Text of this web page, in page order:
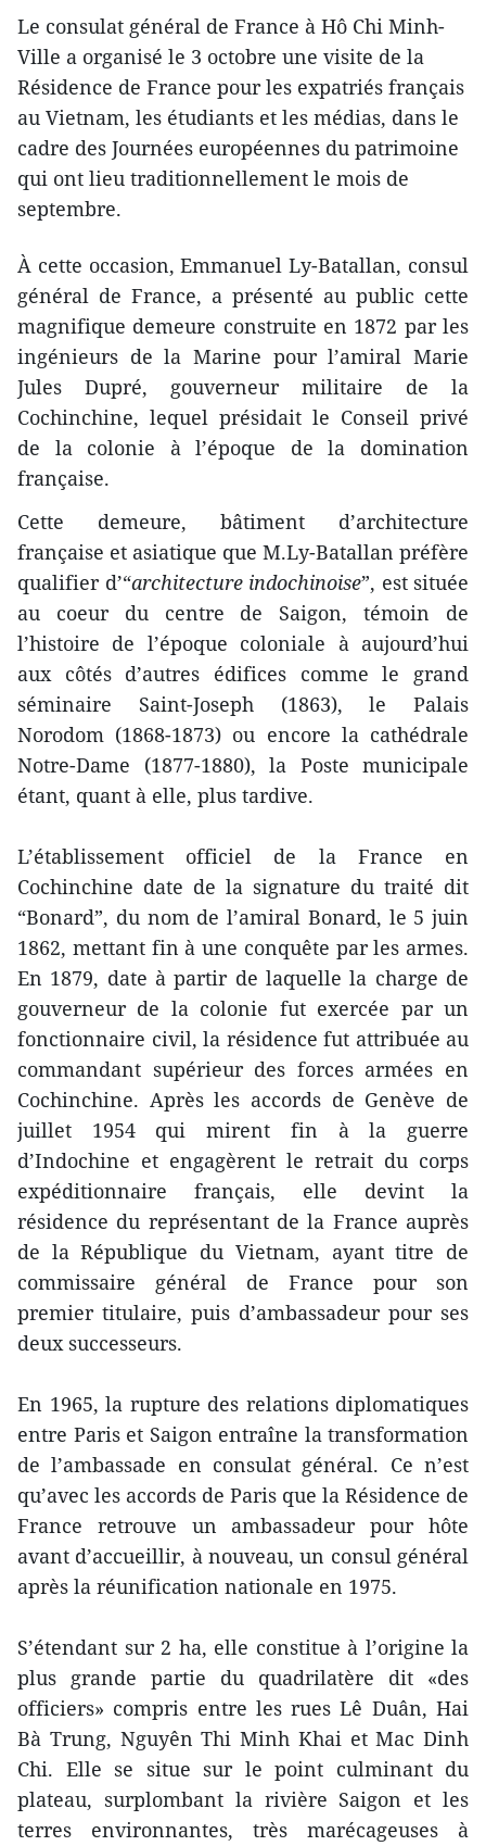
​Le consulat général de France à Hô Chi Minh-
Ville a organisé le 3 octobre une visite de la
Résidence de France pour les expatriés français
au Vietnam, les étudiants et les médias, dans le
cadre des Journées européennes du patrimoine
qui ont lieu traditionnellement le mois de
septembre.
À cette occasion, Emmanuel Ly-Batallan, consul
général de France, a présenté au public cette
magnifique demeure construite en 1872 par les
ingénieurs de la Marine pour l’amiral Marie
Jules Dupré, gouverneur militaire de la
Cochinchine, lequel présidait le Conseil privé
de la colonie à l’époque de la domination
française.
Cette demeure, bâtiment d’architecture
française et asiatique que M.Ly-Batallan préfère
qualifier d’“architecture indochinoise”, est située
au coeur du centre de Saigon, témoin de
l’histoire de l’époque coloniale à aujourd’hui
aux côtés d’autres édifices comme le grand
séminaire Saint-Joseph (1863), le Palais
Norodom (1868-1873) ou encore la cathédrale
Notre-Dame (1877-1880), la Poste municipale
étant, quant à elle, plus tardive.
L’établissement officiel de la France en
Cochinchine date de la signature du traité dit
“Bonard”, du nom de l’amiral Bonard, le 5 juin
1862, mettant fin à une conquête par les armes.
En 1879, date à partir de laquelle la charge de
gouverneur de la colonie fut exercée par un
fonctionnaire civil, la résidence fut attribuée au
commandant supérieur des forces armées en
Cochinchine. Après les accords de Genève de
juillet 1954 qui mirent fin à la guerre
d’Indochine et engagèrent le retrait du corps
expéditionnaire français, elle devint la
résidence du représentant de la France auprès
de la République du Vietnam, ayant titre de
commissaire général de France pour son
premier titulaire, puis d’ambassadeur pour ses
deux successeurs.
En 1965, la rupture des relations diplomatiques
entre Paris et Saigon entraîne la transformation
de l’ambassade en consulat général. Ce n’est
qu’avec les accords de Paris que la Résidence de
France retrouve un ambassadeur pour hôte
avant d’accueillir, à nouveau, un consul général
après la réunification nationale en 1975.
S’étendant sur 2 ha, elle constitue à l’origine la
plus grande partie du quadrilatère dit «des
officiers» compris entre les rues Lê Duân, Hai
Bà Trung, Nguyên Thi Minh Khai et Mac Dinh
Chi. Elle se situe sur le point culminant du
plateau, surplombant la rivière Saigon et les
terres environnantes, très marécageuses à